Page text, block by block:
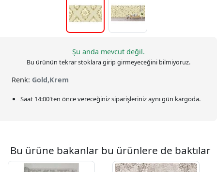
Şu anda mevcut değil.
Bu ürünün tekrar stoklara girip girmeyeceğini bilmiyoruz.
Renk: Gold,Krem
Saat 14:00'ten önce vereceğiniz siparişlerinizaynı gün kargoda.
Bu ürüne bakanlar bu ürünlere de baktılar